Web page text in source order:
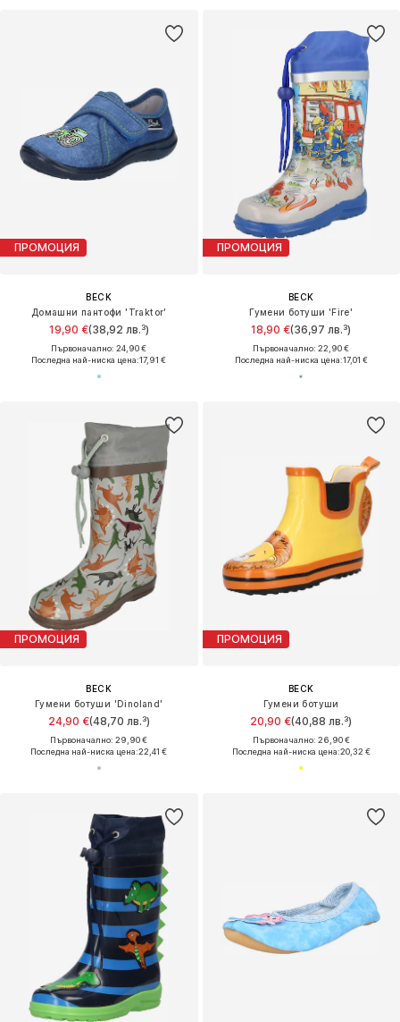
ПРОМОЦИЯ
BECK
Домашни пантофи 'Traktor'
19,90 €(38,92 лв.³)
Първоначално: 24,90 €
Последна най-ниска цена:17,91 €
ПРОМОЦИЯ
BECK
Гумени ботуши 'Fire'
18,90 €(36,97 лв.³)
Първоначално: 22,90 €
Последна най-ниска цена:17,01 €
ПРОМОЦИЯ
BECK
Гумени ботуши 'Dinoland'
24,90 €(48,70 лв.³)
Първоначално: 29,90 €
Последна най-ниска цена:22,41 €
ПРОМОЦИЯ
BECK
Гумени ботуши
20,90 €(40,88 лв.³)
Първоначално: 26,90 €
Последна най-ниска цена:20,32 €